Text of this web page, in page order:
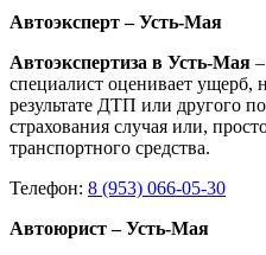
Автоэксперт – Усть-Мая
Автоэкспертиза в Усть-Мая
специалист оценивает ущерб,
результате ДТП или другого
страхования случая или,
транспортного средства.
Телефон: 8 (953) 066-05-30
Автоюрист – Усть-Мая